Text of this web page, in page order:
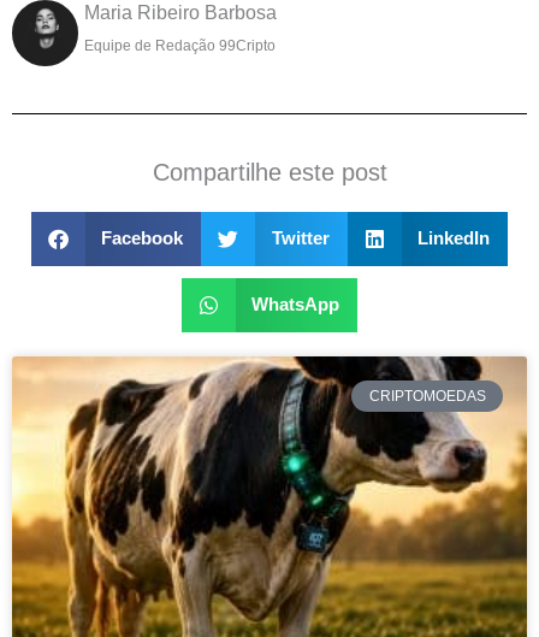
Maria Ribeiro Barbosa
Equipe de Redação 99Cripto
Compartilhe este post
Facebook Twitter LinkedIn
WhatsApp
CRIPTOMOEDAS